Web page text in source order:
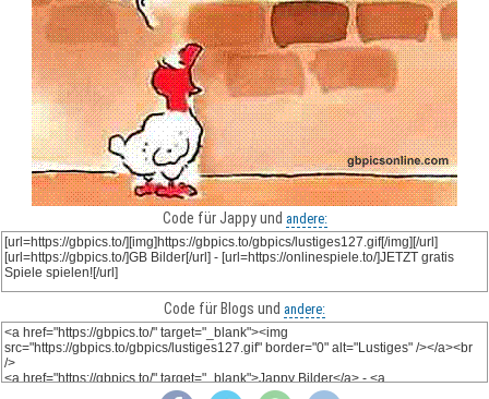
Code für Jappy und andere:
Code für Blogs und andere: